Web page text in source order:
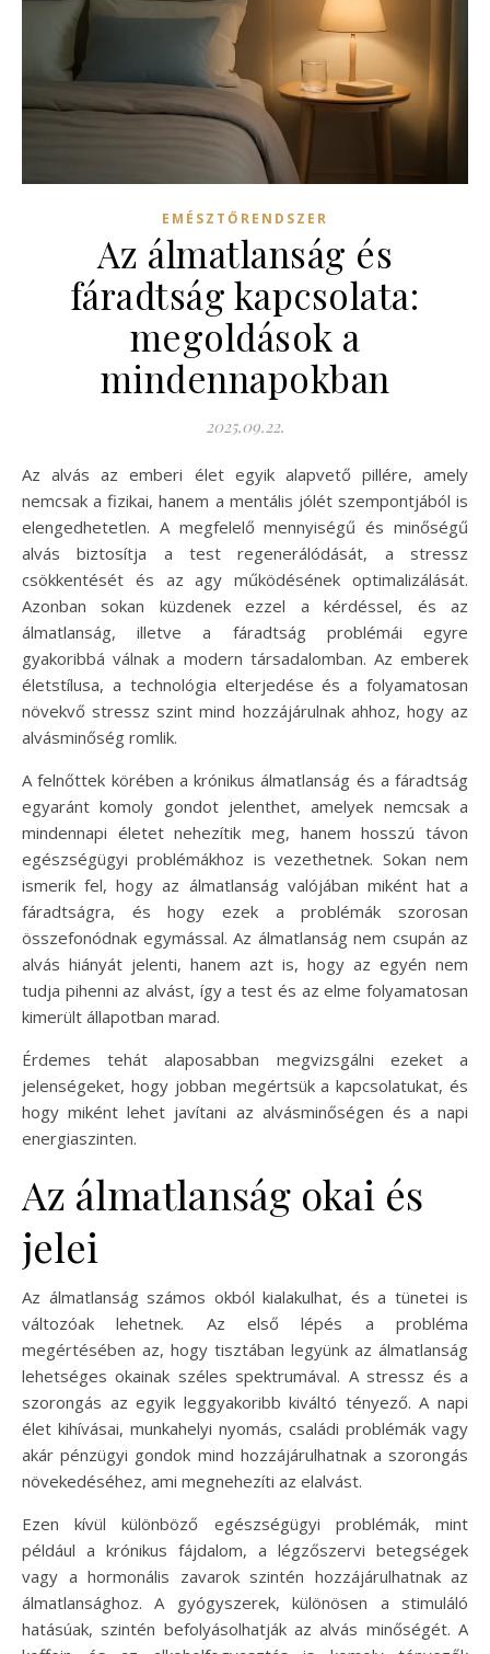
EMÉSZTŐRENDSZER
Az álmatlanság és
fáradtság kapcsolata:
megoldások a
mindennapokban
2025.09.22.
Az alvás az emberi élet egyik alapvető pillére, amely
nemcsak a fizikai, hanem a mentális jólét szempontjából is
elengedhetetlen. A megfelelő mennyiségű és minőségű
alvás biztosítja a test regenerálódását, a stressz
csökkentését és az agy működésének optimalizálását.
Azonban sokan küzdenek ezzel a kérdéssel, és az
álmatlanság, illetve a fáradtság problémái egyre
gyakoribbá válnak a modern társadalomban. Az emberek
életstílusa, a technológia elterjedése és a folyamatosan
növekvő stressz szint mind hozzájárulnak ahhoz, hogy az
alvásminőség romlik.
A felnőttek körében a krónikus álmatlanság és a fáradtság
egyaránt komoly gondot jelenthet, amelyek nemcsak a
mindennapi életet nehezítik meg, hanem hosszú távon
egészségügyi problémákhoz is vezethetnek. Sokan nem
ismerik fel, hogy az álmatlanság valójában miként hat a
fáradtságra, és hogy ezek a problémák szorosan
összefonódnak egymással. Az álmatlanság nem csupán az
alvás hiányát jelenti, hanem azt is, hogy az egyén nem
tudja pihenni az alvást, így a test és az elme folyamatosan
kimerült állapotban marad.
Érdemes tehát alaposabban megvizsgálni ezeket a
jelenségeket, hogy jobban megértsük a kapcsolatukat, és
hogy miként lehet javítani az alvásminőségen és a napi
energiaszinten.
Az álmatlanság okai és
jelei
Az álmatlanság számos okból kialakulhat, és a tünetei is
változóak lehetnek. Az első lépés a probléma
megértésében az, hogy tisztában legyünk az álmatlanság
lehetséges okainak széles spektrumával. A stressz és a
szorongás az egyik leggyakoribb kiváltó tényező. A napi
élet kihívásai, munkahelyi nyomás, családi problémák vagy
akár pénzügyi gondok mind hozzájárulhatnak a szorongás
növekedéséhez, ami megnehezíti az elalvást.
Ezen kívül különböző egészségügyi problémák, mint
például a krónikus fájdalom, a légzőszervi betegségek
vagy a hormonális zavarok szintén hozzájárulhatnak az
álmatlansághoz. A gyógyszerek, különösen a stimuláló
hatásúak, szintén befolyásolhatják az alvás minőségét. A